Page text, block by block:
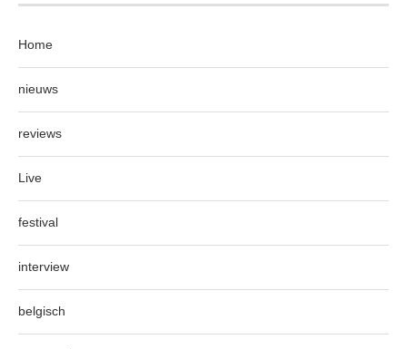
Home
nieuws
reviews
Live
festival
interview
belgisch